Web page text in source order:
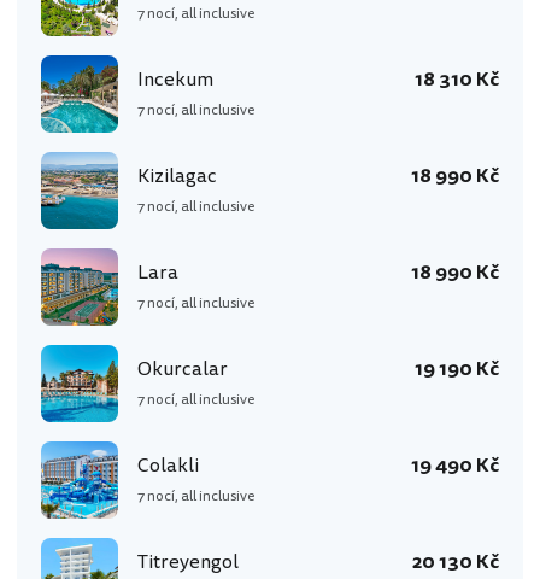
7 nocí, all inclusive
Incekum
7 nocí, all inclusive
18 310 Kč
Kizilagac
7 nocí, all inclusive
18 990 Kč
Lara
7 nocí, all inclusive
18 990 Kč
Okurcalar
7 nocí, all inclusive
19 190 Kč
Colakli
7 nocí, all inclusive
19 490 Kč
Titreyengol 20 130 Kč